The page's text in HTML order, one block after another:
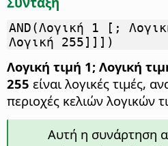
AND(Λογική 1 [;
Λογική 255]]])
Λογική τιμή 1; Λογική
255 είναι λογικές τιμές,
περιοχές κελιών λογικών
Αυτή η συνάρτηση